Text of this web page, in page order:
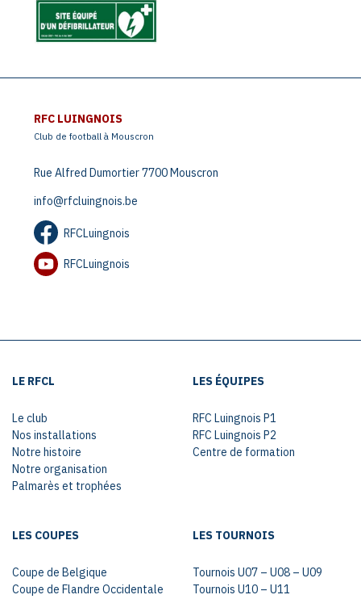
RFC LUINGNOIS
Club de football à Mouscron
Rue Alfred Dumortier 7700 Mouscron
info@rfcluingnois.be
RFCLuingnois
RFCLuingnois
LE RFCL
Le club
Nos installations
Notre histoire
Notre organisation
Palmarès et trophées
LES ÉQUIPES
RFC Luingnois P1
RFC Luingnois P2
Centre de formation
LES COUPES
Coupe de Belgique
Coupe de Flandre Occidentale
LES TOURNOIS
Tournois U07 – U08 – U09
Tournois U10 – U11